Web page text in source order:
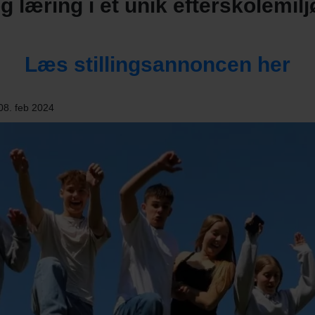
læring i et unik
Læs stillingsannoncen her
feb 2024